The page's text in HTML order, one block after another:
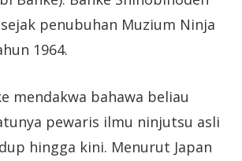
penubuhan Muzium Ninja
1964.
mendakwa bahawa beliau
pewaris ilmu ninjutsu asli
hingga kini. Menurut Japan